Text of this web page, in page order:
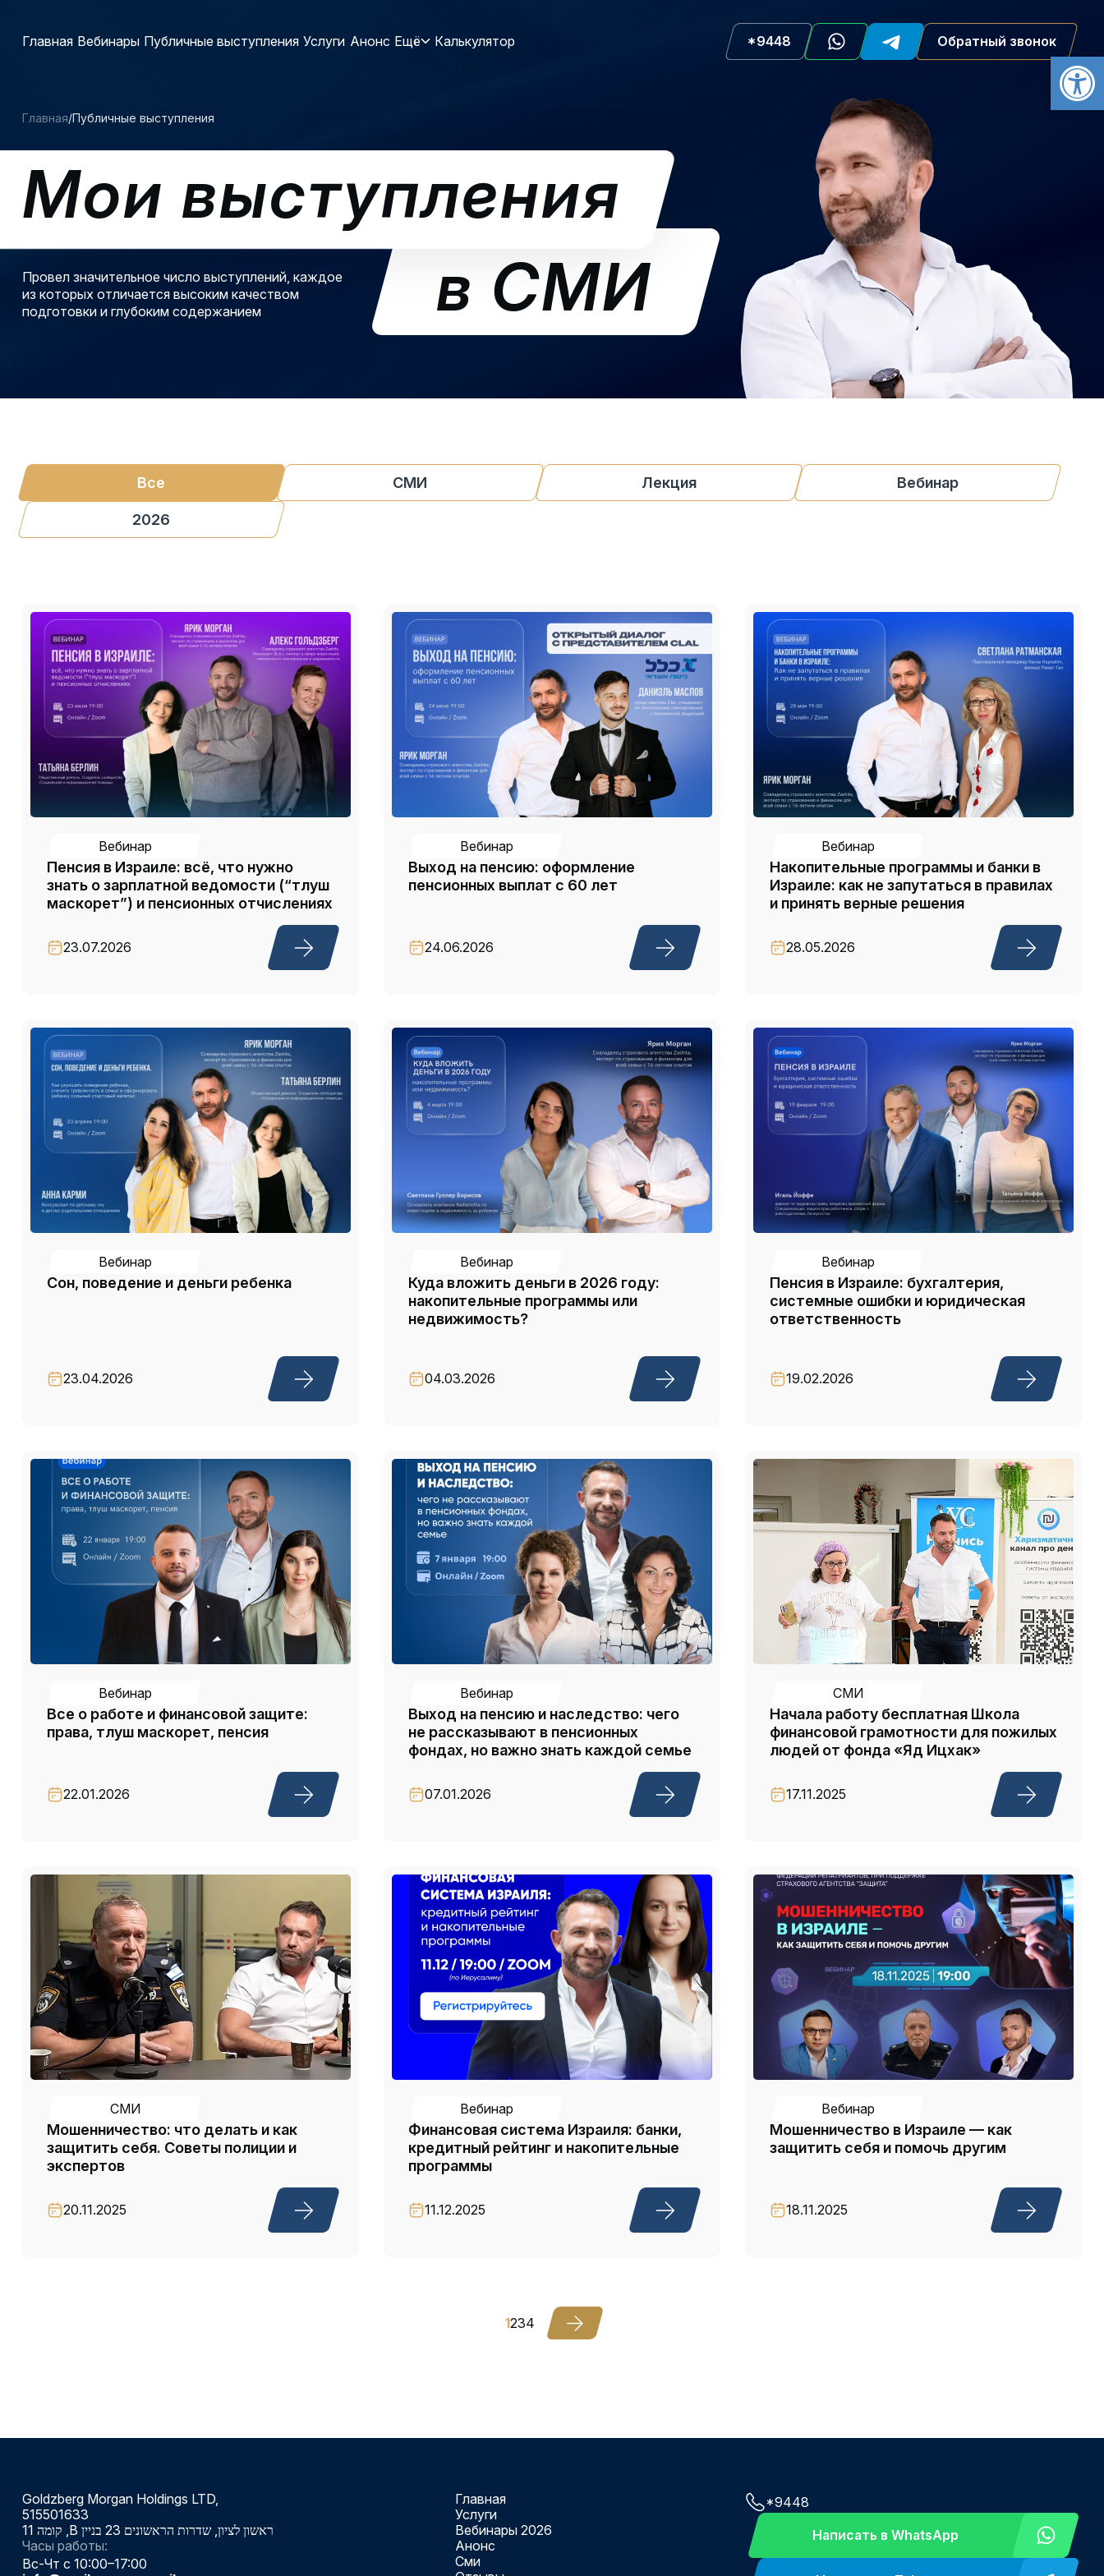
Главная Вебинары Публичные выступления Услуги Анонс Ещё Калькулятор *9448 Обратный звонок
Главная/Публичные выступления
Мои выступления
Провел значительное число выступлений, каждое
из которых отличается высоким качеством
подготовки и глубоким содержанием
в СМИ
Все СМИ Лекция Вебинар
2026
Вебинар
Пенсия в Израиле: всё, что нужно
знать о зарплатной ведомости (“тлуш
маскорет”) и пенсионных отчислениях
23.07.2026
Вебинар
Выход на пенсию: оформление
пенсионных выплат с 60 лет
24.06.2026
Вебинар
Накопительные программы и банки в
Израиле: как не запутаться в правилах
и принять верные решения
28.05.2026
Вебинар
Сон, поведение и деньги ребенка
23.04.2026
Вебинар
Куда вложить деньги в 2026 году:
накопительные программы или
недвижимость?
04.03.2026
Вебинар
Пенсия в Израиле: бухгалтерия,
системные ошибки и юридическая
ответственность
19.02.2026
Вебинар
Все о работе и финансовой защите:
права, тлуш маскорет, пенсия
22.01.2026
Вебинар
Выход на пенсию и наследство: чего
не рассказывают в пенсионных
фондах, но важно знать каждой семье
07.01.2026
СМИ
Начала работу бесплатная Школа
финансовой грамотности для пожилых
людей от фонда «Яд Ицхак»
17.11.2025
СМИ
Мошенничество: что делать и как
защитить себя. Советы полиции и
экспертов
20.11.2025
Вебинар
Финансовая система Израиля: банки,
кредитный рейтинг и накопительные
программы
11.12.2025
Вебинар
Мошенничество в Израиле — как
защитить себя и помочь другим
18.11.2025
1234
Goldzberg Morgan Holdings LTD,
515501633
ראשון לציון, שדרות הראשונים 23 בניין B, קומה 11
Часы работы:
Вс-Чт с 10:00–17:00
Главная
Услуги
Вебинары 2026
Анонс
Сми
*9448
Написать в WhatsApp